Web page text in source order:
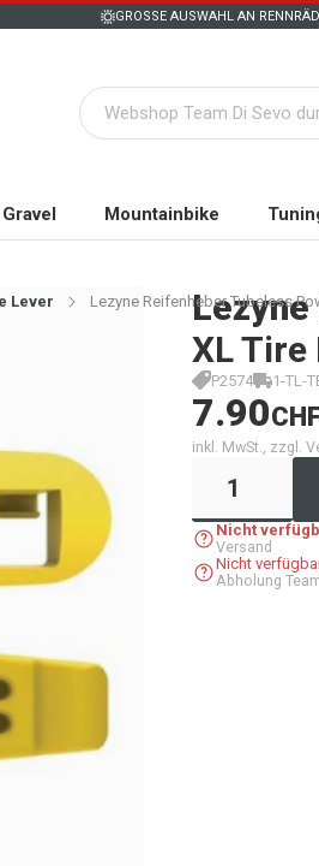
GROSSE AUSWAHL AN
Mountainbike
Lever Lezyne Reifenheber Tubeless
Lezyne
XL Tire
P2574 1-TL-
7.90
inkl. MwSt., zzgl.
Nicht
Versand
Nicht
Abholung